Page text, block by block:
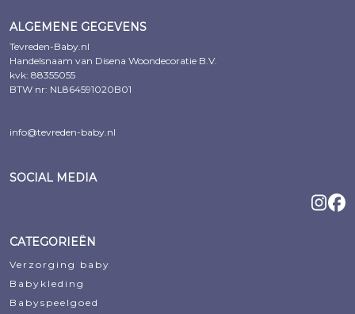
ALGEMENE GEGEVENS
Tevreden-Baby.nl
Handelsnaam van Disena Woondecoratie B.V.
kvk: 88355055
BTW nr: NL864591020B01
info@tevreden-baby.nl
SOCIAL MEDIA
CATEGORIEËN
Verzorging baby
Babykleding
Babyspeelgoed